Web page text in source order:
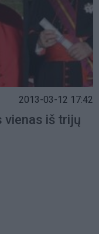
2013-03-12 17:42
vienas iš trijų